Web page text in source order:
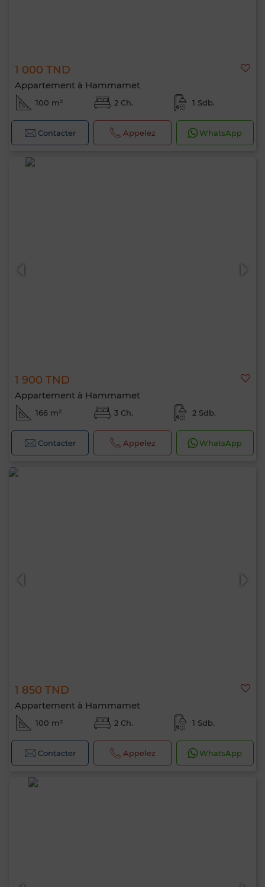
1 000 TND
Appartement à Hammamet
100 m² 2 Ch. 1 Sdb.
Contacter Appelez WhatsApp
1 900 TND
Appartement à Hammamet
166 m² 3 Ch. 2 Sdb.
Contacter Appelez WhatsApp
1 850 TND
Appartement à Hammamet
100 m² 2 Ch. 1 Sdb.
Contacter Appelez WhatsApp